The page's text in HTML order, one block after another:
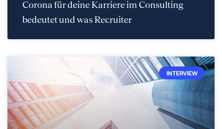
Corona für deine Karriere im Consulting
bedeutet und was Recruiter
INTERVIEW